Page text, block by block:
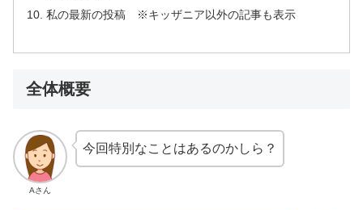
私の最新の投稿 ※キッザニア以外の記事も表示
全体概要
Aさん
今回特別なことはあるのかしら？